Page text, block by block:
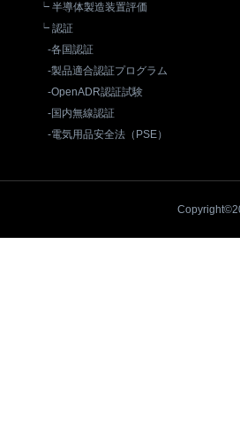
┕ 半導体製造装置評価
┕ 認証
-各国認証
-製品適合認証プログラム
-OpenADR認証試験
-国内無線認証
-電気用品安全法（PSE）